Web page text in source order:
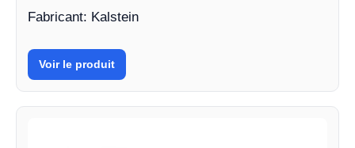
Fabricant: Kalstein
Voir le produit